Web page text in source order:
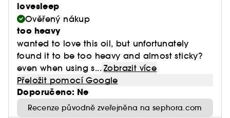
lovesleep
Ověřený nákup
too heavy
wanted to love this oil, but unfortunately
found it to be too heavy and almost sticky?
even when using s... Zobrazit více
Přeložit pomocí Google
Doporučeno: Ne
Recenze původně zveřejněna na sephora.com